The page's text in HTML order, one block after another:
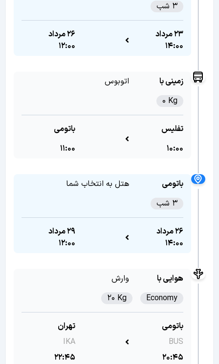
3 شب
23 مرداد
14:00
26 مرداد
12:00
زمینی با
اتوبوس
0 Kg
تفلیس
10:00
باتومی
11:00
باتومی
هتل به انتخاب شما
3 شب
26 مرداد
14:00
29 مرداد
12:00
هوایی با
وارش
Economy
20 Kg
باتومی
BUS
20:45
تهران
IKA
22:45